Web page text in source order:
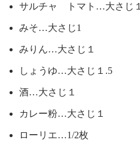
サルチャ トマト…大さじ１
みそ…大さじ1
みりん…大さじ１
しょうゆ…大さじ１.5
酒…大さじ１
カレー粉…大さじ１
ローリエ…1/2枚